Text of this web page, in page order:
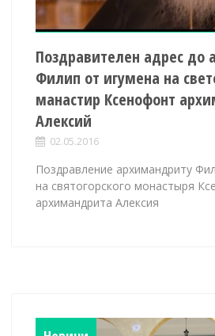
Поздравителен адрес до
Филип от игумена на
манастир Ксенофонт
Алексий
02.05.2016
Поздравление архимандриту
на святогорского монастыря
архимандрита Алексия